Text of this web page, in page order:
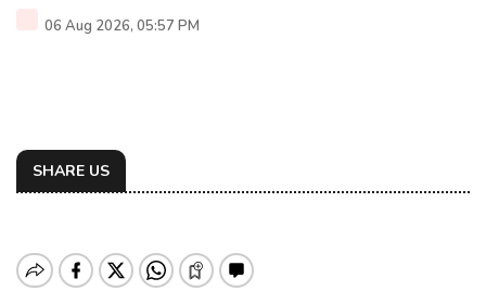
06 Aug 2026, 05:57 PM
SHARE US